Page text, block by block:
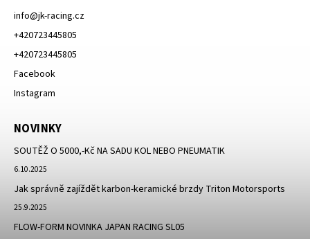
info@jk-racing.cz
+420723445805
+420723445805
Facebook
Instagram
NOVINKY
SOUTĚŽ O 5000,-Kč NA SADU KOL NEBO PNEUMATIK
6.10.2025
Jak správně zajíždět karbon-keramické brzdy Triton Motorsports
25.9.2025
FLOW-FORM NOVINKA JAPAN RACING SL05